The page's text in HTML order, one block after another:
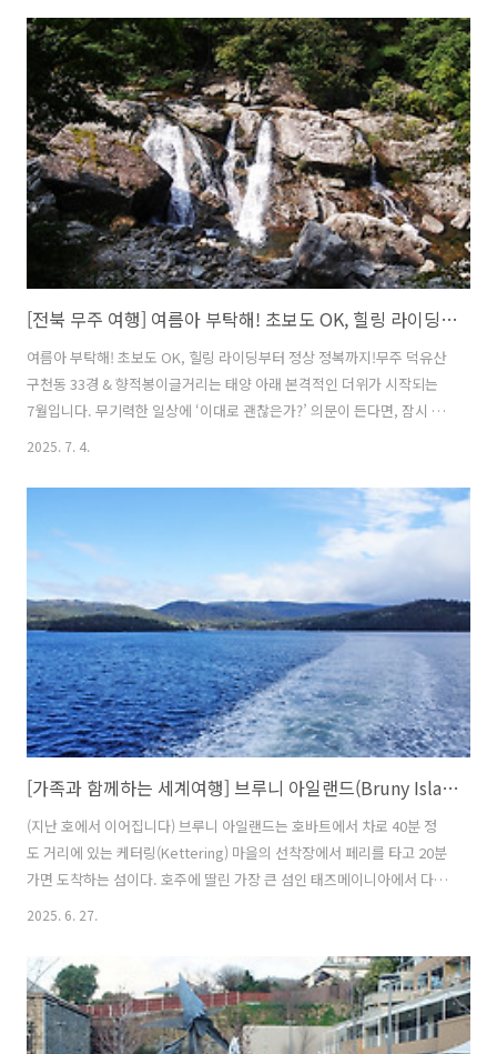
대와 설경이 장관을 이룬다고 해요. 그나저나 ‘덕유산 정상, 네 번째로 높
은’이라니! 초보자는 덜컥 겁부터 납니다. 하지만 포기는 아직 이릅니다.
등산은 너무 힘들다고요? 걱정 말아요. 우리에겐 곤돌라라는 치트키가
있으니까요.향적봉으로 가는 초고속 엘리베이터, 곤돌라는 탑승하기 위
해 그 출발 지점인 무주리조트를 향합니다. 이곳에서 곤돌라를 타고 설천
봉까지..
[전북 무주 여행] 여름아 부탁해! 초보도 OK, 힐링 라이딩부터 정상 정복까지! 무주 덕유산 구천동 33경 & 향적봉 1편
여름아 부탁해! 초보도 OK, 힐링 라이딩부터 정상 정복까지!무주 덕유산
구천동 33경 & 향적봉이글거리는 태양 아래 본격적인 더위가 시작되는
7월입니다. 무기력한 일상에 ‘이대로 괜찮은가?’ 의문이 든다면, 잠시 멈
춰 서서 나를 돌아보는 시간을 갖는 건 어떨까요? 안녕하세요. 앰코가족
니다. 함께 떠나볼까요?엉덩이 좀 아프면 어때? 덕유산 구천동 33경을
누비는 초보 라이딩울창한 산림과 청명한 하늘, 맑은 계곡물이 어우러진
덕유산 일대는 자연과 함께하는 힐링 여행의 목적지로 더없이 완벽한 곳
입니다. 특히 아름다운 경관을 만끽하며 달릴 수 있는 라이딩 코스가 유
명한데요, 그중, 라제통문에서 덕유산까지 이어지는 무주 구천동 33경은
초보자..
2025. 7. 4.
[가족과 함께하는 세계여행] 브루니 아일랜드(Bruny Island) The Neck Lookout
(지난 호에서 이어집니다) 브루니 아일랜드는 호바트에서 차로 40분 정
도 거리에 있는 케터링(Kettering) 마을의 선착장에서 페리를 타고 20분
가면 도착하는 섬이다. 호주에 딸린 가장 큰 섬인 태즈메이니아에서 다시
배를 타고 가야 하는 브루니 아일랜드! 때묻지 않는 태초 자연의 신비를
도 하다. 노스 브루니(North Bruny)와 사우스 브루니(South Bruny), 두
섬은 거위의 목처럼 길고 가느다랗게 연결된 특이한 구조인데, 그 목 가
운데 부분에 가장 유명한 뷰 포인트가 있다. 그 이름은 바로 ‘The Neck
Lookout’이다. 어제의 피로를 떨치고 아침 일찍 일어나 숙소를 둘러본
2025. 6. 27.